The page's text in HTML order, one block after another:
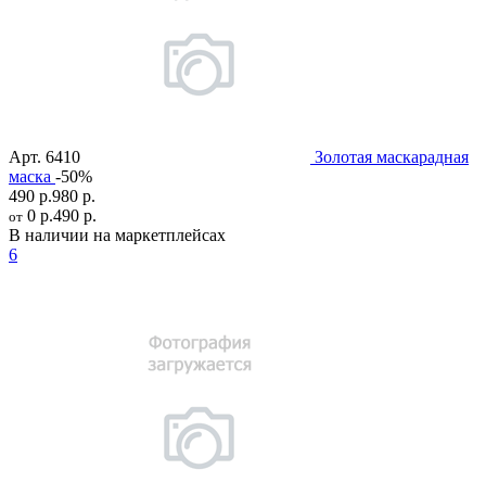
Арт. 6410
Золотая маскарадная
маска -50%
490 р.980 р.
от 0 р.490 р.
В наличии на маркетплейсах
6